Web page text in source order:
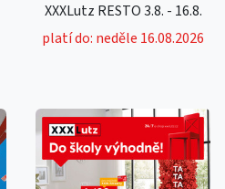
XXXLutz RESTO 3.8. - 16.8.
platí do: neděle 16.08.2026